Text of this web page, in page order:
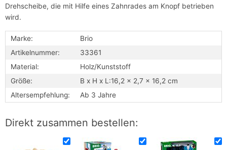
Drehscheibe, die mit Hilfe eines Zahnrades am Knopf betrieben
wird.
Marke:
Brio
Artikelnummer:
33361
Material:
Holz/Kunststoff
Größe:
B x H x L:16,2 x 2,7 x 16,2 cm
Altersempfehlung:
Ab 3 Jahre
Direkt zusammen bestellen: